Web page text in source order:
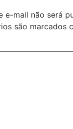
e-mail não será
são marcados